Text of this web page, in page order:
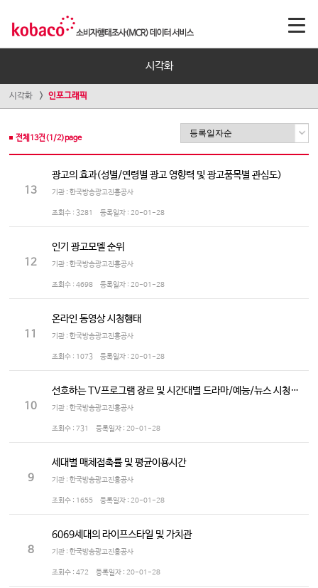
시각화
시각화 인포그래픽
전체 13건(1 /2)page
13
광고의 효과(성별/연령별 광고 영향력 및 광고품목별 관심도)
기관 : 한국방송광고진흥공사
조회수 : 3281 등록일자 : 20-01-28
12
인기 광고모델 순위
기관 : 한국방송광고진흥공사
조회수 : 4698 등록일자 : 20-01-28
11
온라인 동영상 시청행태
기관 : 한국방송광고진흥공사
조회수 : 1073 등록일자 : 20-01-28
10
선호하는 TV프로그램 장르 및 시간대별 드라마/예능/뉴스 시청정도
기관 : 한국방송광고진흥공사
조회수 : 731 등록일자 : 20-01-28
9
세대별 매체접촉률 및 평균이용시간
기관 : 한국방송광고진흥공사
조회수 : 1655 등록일자 : 20-01-28
8
6069세대의 라이프스타일 및 가치관
기관 : 한국방송광고진흥공사
조회수 : 472 등록일자 : 20-01-28